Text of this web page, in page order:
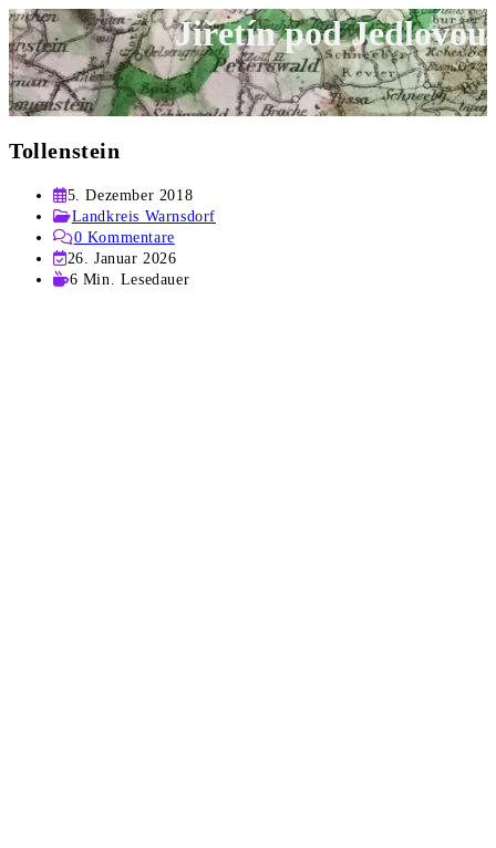
durchsuchen
Jiřetín pod Jedlovou
Tollenstein
Beitrag
veröffentlicht:
5. Dezember 2018
Beitrags-
Kategorie:
Landkreis Warnsdorf
Beitrags-
Kommentare:
0 Kommentare
Beitrag
zuletzt
26. Januar 2026
Lesedauer:
6 Min. Lesedauer